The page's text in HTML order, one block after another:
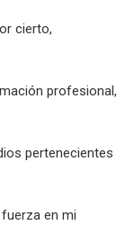
cierto,
profesional,
pertenecientes
en mi